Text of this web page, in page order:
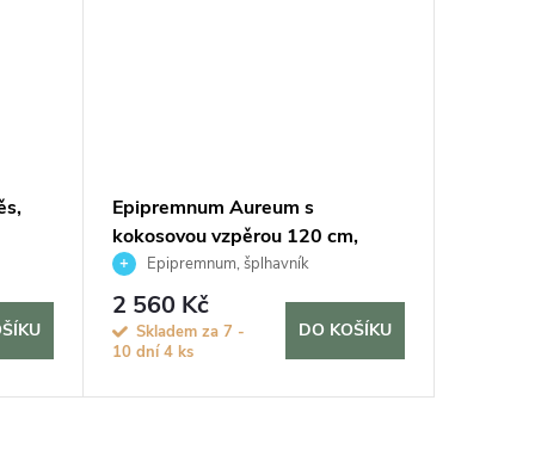
Epipremnum Aureum s
kokosovou vzpěrou 120 cm,
průměr 24 cm
Epipremnum, šplhavník
2 560 Kč
Skladem za 7 -
10 dní4 ks
DO KOŠÍKU